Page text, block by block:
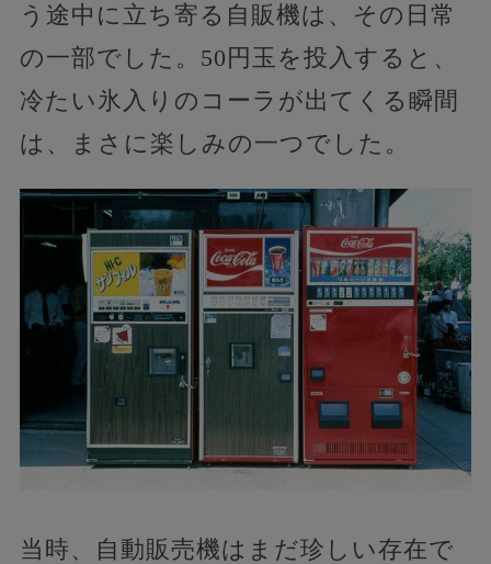
う途中に立ち寄る自販機は、その日常
の一部でした。50円玉を投入すると、
冷たい氷入りのコーラが出てくる瞬間
は、まさに楽しみの一つでした。
当時、自動販売機はまだ珍しい存在で